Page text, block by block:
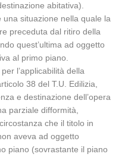
abitativa).
situazione nella quale la
preceduta dal ritiro della
quest’ultima ad oggetto
al primo piano.
l’applicabilità della
38 del T.U. Edilizia,
e destinazione dell’opera
parziale difformità,
che il titolo in
aveva ad oggetto
piano (sovrastante il piano